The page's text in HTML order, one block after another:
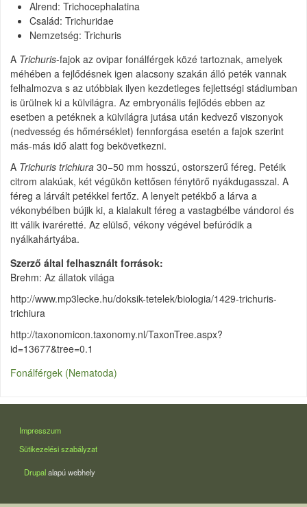
Alrend: Trichocephalatina
Család: Trichuridae
Nemzetség: Trichuris
A Trichuris-fajok az ovipar fonálférgek közé tartoznak, amelyek
méhében a fejlődésnek igen alacsony szakán álló peték vannak
felhalmozva s az utóbbiak ilyen kezdetleges fejlettségi stádiumban
is ürülnek ki a külvilágra. Az embryonális fejlődés ebben az
esetben a petéknek a külvilágra jutása után kedvező viszonyok
(nedvesség és hőmérséklet) fennforgása esetén a fajok szerint
más-más idő alatt fog bekövetkezni.
A Trichuris trichiura 30−50 mm hosszú, ostorszerű féreg. Petéik
citrom alakúak, két végükön kettősen fénytörő nyákdugasszal. A
féreg a lárvált petékkel fertőz. A lenyelt petékbő a lárva a
vékonybélben bújik ki, a kialakult féreg a vastagbélbe vándorol és
itt válik ivaréretté. Az elülső, vékony végével befúródik a
nyálkahártyába.
Szerző által felhasznált források
Brehm: Az állatok világa
http://www.mp3lecke.hu/doksik-tetelek/biologia/1429-trichuris-
trichiura
http://taxonomicon.taxonomy.nl/TaxonTree.aspx?
id=13677&tree=0.1
Fonálférgek (Nematoda)
LÁBLÉC
Impresszum
Sütikezelési szabályzat
Drupalalapú webhely